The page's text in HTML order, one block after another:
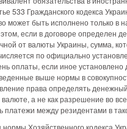
533 Гражданского кодекса
может быть исполнено только в
если в договоре определен
от валюты Украины, сумма,
по официально
оплаты, если иное установлено
выше нормы в
права определять
а не как разрешение во
платежи между резидентами в